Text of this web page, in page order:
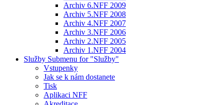
Archiv 6.NFF 2009
Archiv 5.NFF 2008
Archiv 4.NFF 2007
Archiv 3.NFF 2006
Archiv 2.NFF 2005
Archiv 1.NFF 2004
Služby Submenu for "Služby"
Vstupenky
Jak se k nám dostanete
Tisk
Aplikaci NFF